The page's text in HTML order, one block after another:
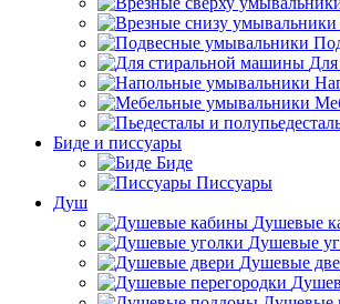
Биде и писсуары
Биде
Писсуары
Душ
Душевые
Душевые
Душевые